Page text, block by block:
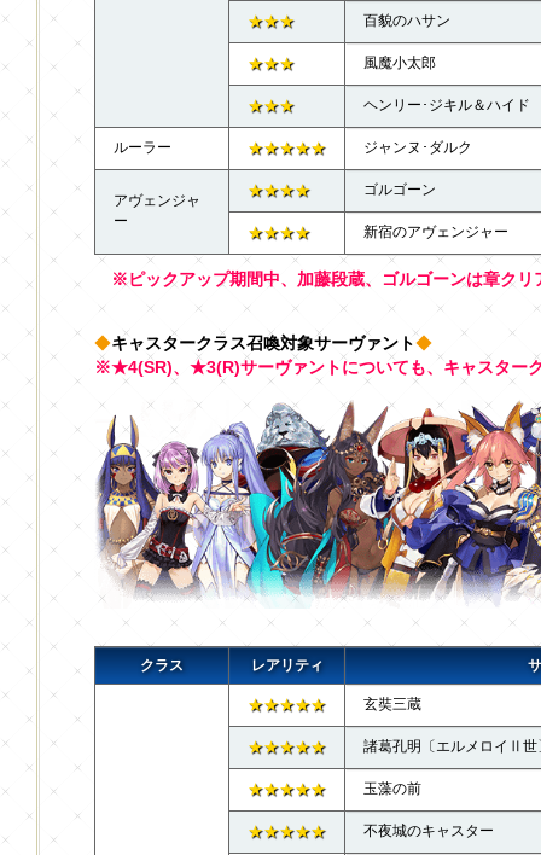
★★★ 百貌のハサン
★★★ 風魔小太郎
★★★ ヘンリー･ジキル＆ハイド
ルーラー ★★★★★ ジャンヌ･ダルク
アヴェンジャ
ー
★★★★ ゴルゴーン
★★★★ 新宿のアヴェンジャー
※ピックアップ期間中、加藤段蔵、ゴルゴーンは章クリ
◆キャスタークラス召喚対象サーヴァント◆
※★4(SR)、★3(R)サーヴァントについても、キャスター
クラス レアリティ
★★★★★ 玄奘三蔵
★★★★★ 諸葛孔明〔エルメロイⅡ世
★★★★★ 玉藻の前
★★★★★ 不夜城のキャスター